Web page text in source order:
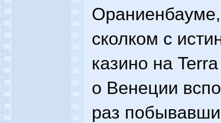
сколком с
казино на
о Венеции
раз